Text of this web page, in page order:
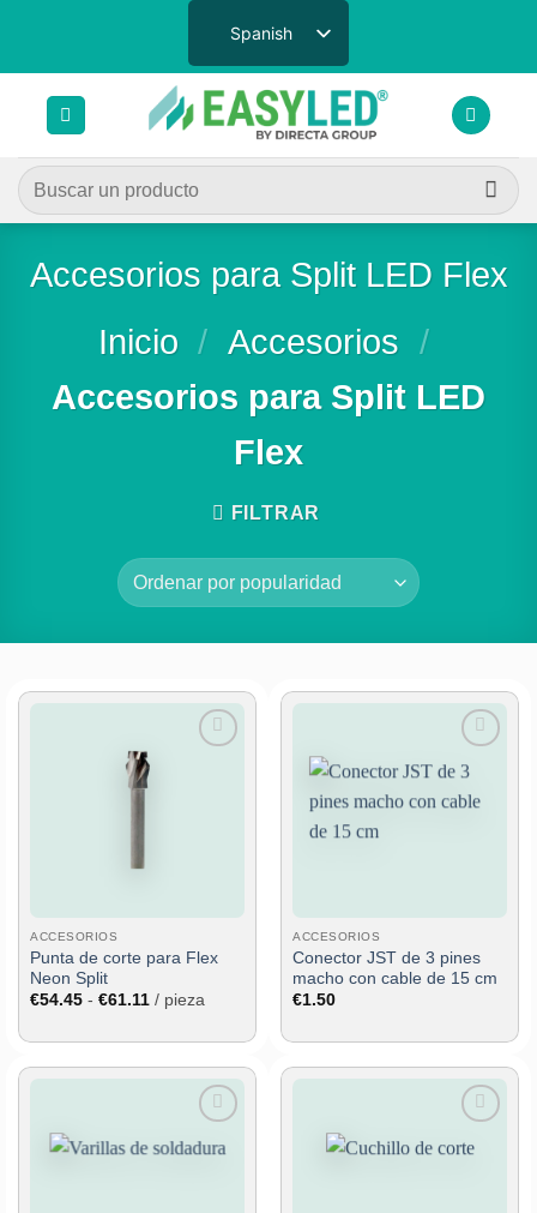
contenido
Spanish
Buscar
por:
Accesorios para Split LED Flex
Inicio / Accesorios /
Accesorios para Split LED
Flex
FILTRAR
ACCESORIOS
Punta de corte para Flex
Neon Split
€54.45 - €61.11Rango
de
desde
hasta
/ pieza
Añadir
a la
lista de
deseos
ACCESORIOS
Conector JST de 3 pines
macho con cable de 15 cm
€1.50
Añadir
a la
Añadir
a la